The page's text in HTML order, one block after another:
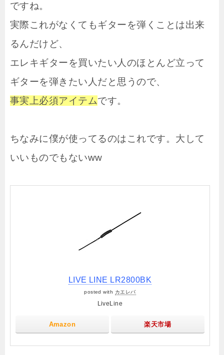
ですね。
実際これがなくてもギターを弾くことは出来
るんだけど、
エレキギターを買いたい人のほとんど立って
ギターを弾きたい人だと思うので、
事実上必須アイテムです。
ちなみに僕が使ってるのはこれです。大して
いいものでもないww
LIVE LINE LR2800BK
posted with カエレバ
LiveLine
Amazon 楽天市場